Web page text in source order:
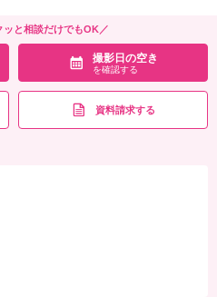
ッと相談だけでもOK／
撮影日の空き
を確認する
資料請求する